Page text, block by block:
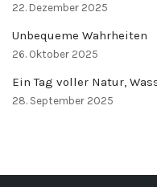
22. Dezember 2025
Unbequeme Wahrheiten
26. Oktober 2025
Ein Tag voller Natur,
28. September 2025